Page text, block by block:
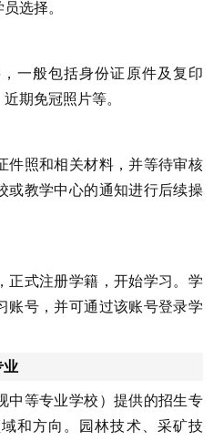
选择。
一般包括身份证原件及复印
期免冠照片等。
件照和相关材料，并等待审核
或教学中心的通知进行后续操
正式注册学籍，开始学习。学
账号，并可通过该账号登录学
业
中等专业学校）提供的招生专
和方向。园林技术、采矿技